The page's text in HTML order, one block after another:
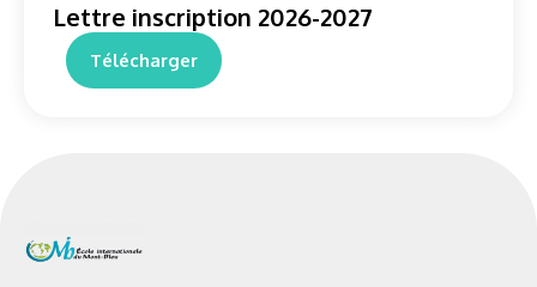
Lettre inscription 2026-2027
Télécharger